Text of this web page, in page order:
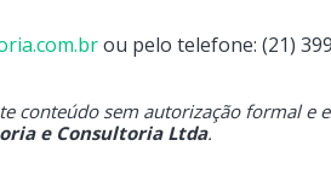
ou pelo telefone: (21)
conteúdo sem autorização formal e
e Consultoria Ltda.